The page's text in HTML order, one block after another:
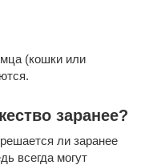
(кошки или
заранее?
ли заранее
всегда могут